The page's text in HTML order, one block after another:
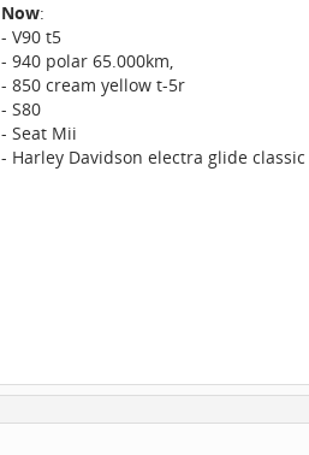
Now:
- V90 t5
- 940 polar 65.000km,
- 850 cream yellow t-5r
- S80
- Seat Mii
- Harley Davidson electra glide classic